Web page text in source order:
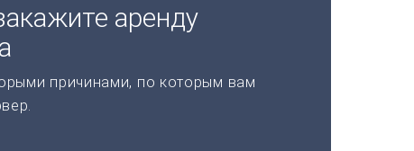
аренду
причинами, по которым вам